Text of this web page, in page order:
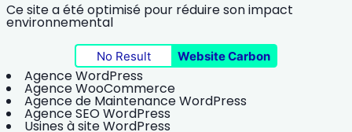
Ce site a été optimisé pour réduire son impact
environnemental
No Result Website Carbon
Agence WordPress
Agence WooCommerce
Agence de Maintenance WordPress
Agence SEO WordPress
Usines à site WordPress